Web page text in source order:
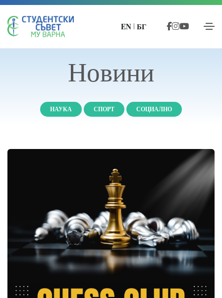
EN | БГ
Новини
НАУКА СПОРТ СОЦИАЛНО